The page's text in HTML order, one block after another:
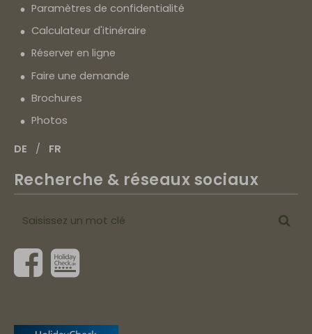
Paramètres de confidentialité
Calculateur d'itinéraire
Réserver en ligne
Faire une demande
Brochures
Photos
DE FR
Recherche & réseaux sociaux
mot
clé